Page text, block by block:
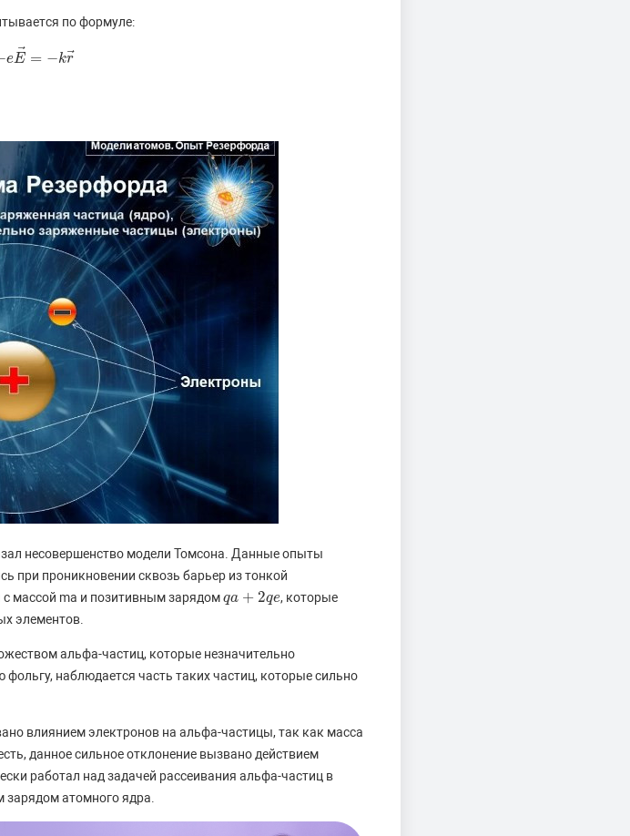
по формуле:
eE = −kr⃗
E→= −k r→
несовершенство модели Томсона. Данные опыты
при проникновении сквозь барьер из тонкой
массой ma и позитивным зарядомqa + 2qe
qa+2qe
, которые
элементов.
альфа-частиц, которые незначительно
наблюдается часть таких частиц, которые сильно
влиянием электронов на альфа-частицы, так как масса
данное сильное отклонение вызвано действием
работал над задачей рассеивания альфа-частиц в
атомного ядра.